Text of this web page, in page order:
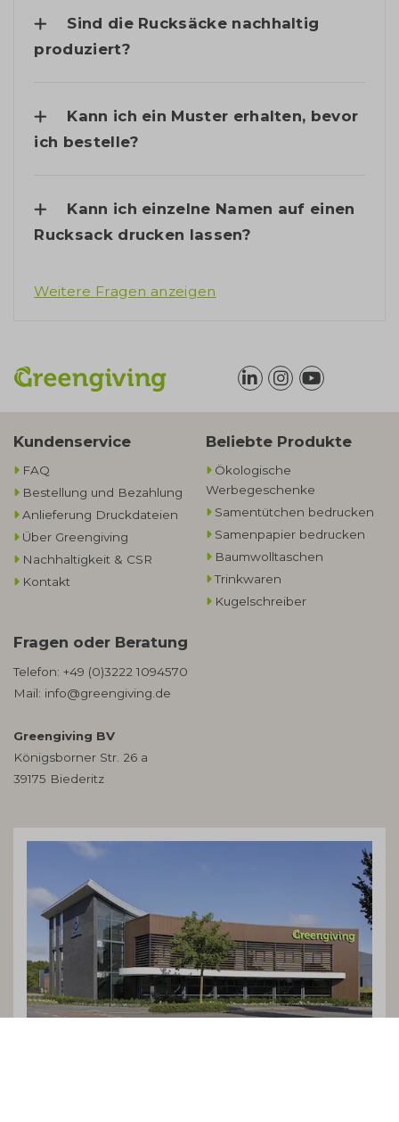
Sind die Rucksäcke nachhaltig
produziert?
Kann ich ein Muster erhalten, bevor
ich bestelle?
Kann ich einzelne Namen auf einen
Rucksack drucken lassen?
Weitere Fragen anzeigen
Kundenservice
FAQ
Bestellung und Bezahlung
Anlieferung Druckdateien
Über Greengiving
Nachhaltigkeit & CSR
Kontakt
Beliebte Produkte
Ökologische
Werbegeschenke​
Samentütchen bedrucken
Samenpapier bedrucken
Baumwolltaschen​
Trinkwaren
Kugelschreiber
Fragen oder Beratung
Telefon: +49 (0)3222 1094570
Mail: info@greengiving.de
Greengiving BV
Königsborner Str. 26 a
39175 Biederitz